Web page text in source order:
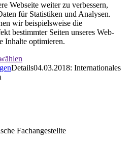
Webseite weiter zu verbessern,
für Statistiken und Analysen.
wir beispielsweise die
bestimmter Seiten unseres Web-
Inhalte optimieren.
Details04.03.2018: Internationales
Fachangestellte